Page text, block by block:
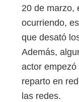
20 de marzo,
ocurriendo,
que desató
Además,
actor empezó
reparto en
las redes.